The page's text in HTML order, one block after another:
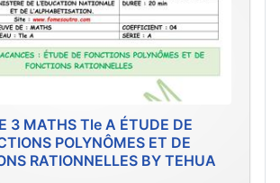
3 MATHS Tle A ÉTUDE DE
POLYNÔMES ET DE
RATIONNELLES BY TEHUA